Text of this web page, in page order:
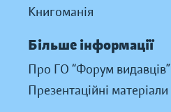
Книгоманія
Більше інформації
Про ГО “Форум видавців”
Презентаційні матеріали